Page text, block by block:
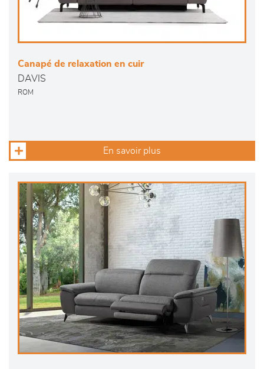
Canapé de relaxation en cuir
DAVIS
ROM
En savoir plus